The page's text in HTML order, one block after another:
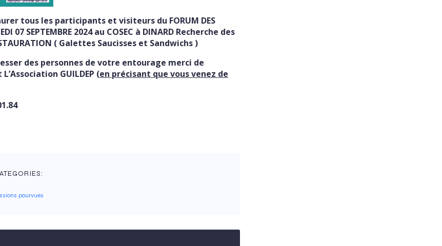
tous les participants et visiteurs du FORUM DES
07 SEPTEMBRE 2024 au COSEC à DINARD Recherche des
( Galettes Saucisses et Sandwichs )
des personnes de votre entourage merci de
GUILDEP (en précisant que vous venez de
pourvues